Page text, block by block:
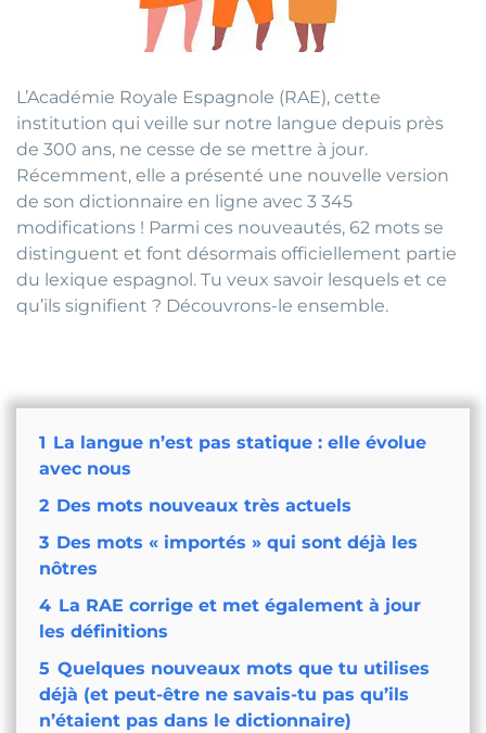
L’Académie Royale Espagnole (RAE), cette
institution qui veille sur notre langue depuis près
de 300 ans, ne cesse de se mettre à jour.
Récemment, elle a présenté une nouvelle version
de son dictionnaire en ligne avec 3 345
modifications ! Parmi ces nouveautés, 62 mots se
distinguent et font désormais officiellement partie
du lexique espagnol. Tu veux savoir lesquels et ce
qu’ils signifient ? Découvrons-le ensemble.
1 La langue n’est pas statique : elle évolue
avec nous
2 Des mots nouveaux très actuels
3 Des mots « importés » qui sont déjà les
nôtres
4 La RAE corrige et met également à jour
les définitions
5 Quelques nouveaux mots que tu utilises
déjà (et peut-être ne savais-tu pas qu’ils
n’étaient pas dans le dictionnaire)